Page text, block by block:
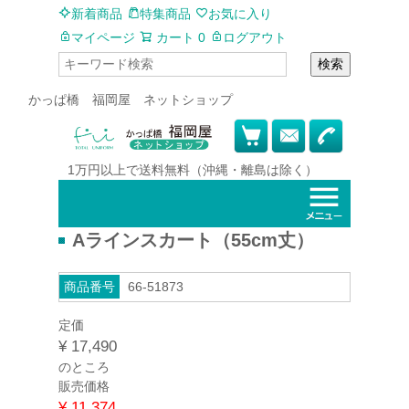
新着商品 特集商品
お気に入り
マイページ
カート 0
ログアウト
検索
かっぱ橋 福岡屋 ネットショップ
1万円以上で送料無料 （沖縄・離島は除く）
Aラインスカート（55cm丈）
商品番号 66-51873
定価
¥ 17,490
のところ
販売価格